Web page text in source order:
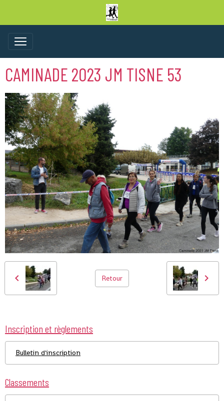
CAMINADE 2023 JM TISNE 53
Retour
Inscription et règlements
Bulletin d'inscription
Classements